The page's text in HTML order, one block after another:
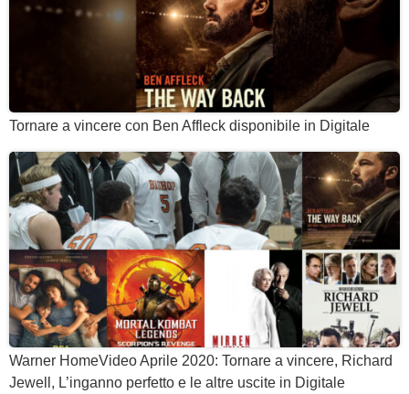
Tornare a vincere con Ben Affleck disponibile in Digitale
Warner HomeVideo Aprile 2020: Tornare a vincere, Richard
Jewell, L’inganno perfetto e le altre uscite in Digitale